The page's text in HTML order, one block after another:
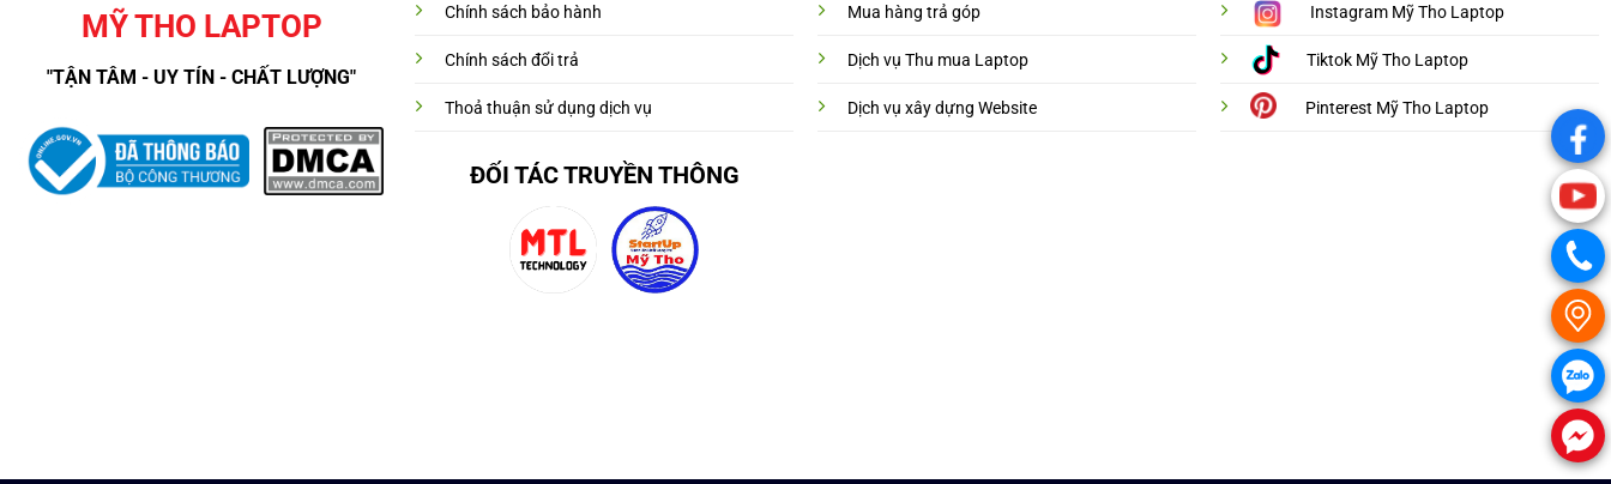
MỸ THO LAPTOP
"TẬN TÂM - UY TÍN - CHẤT LƯỢNG"
Chính sách bảo hành
Chính sách đổi trả
Thoả thuận sử dụng dịch vụ
ĐỐI TÁC TRUYỀN THÔNG
Mua hàng trả góp
Dịch vụ Thu mua Laptop
Dịch vụ xây dựng Website
Instagram Mỹ Tho Laptop
Tiktok Mỹ Tho Laptop
Pinterest Mỹ Tho Laptop
.
.
.
.
.
.